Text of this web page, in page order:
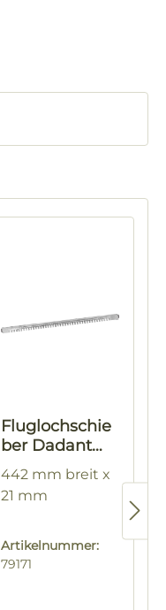
Fluglochschie
ber Dadant
EDELSTAHL
442 mm breit x
21 mm
Artikelnummer:
79171